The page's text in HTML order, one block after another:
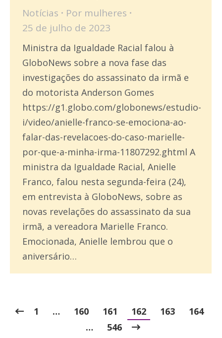
Notícias Por mulheres
25 de julho de 2023
Ministra da Igualdade Racial falou à
GloboNews sobre a nova fase das
investigações do assassinato da irmã e
do motorista Anderson Gomes
https://g1.globo.com/globonews/estudio-
i/video/anielle-franco-se-emociona-ao-
falar-das-revelacoes-do-caso-marielle-
por-que-a-minha-irma-11807292.ghtml A
ministra da Igualdade Racial, Anielle
Franco, falou nesta segunda-feira (24),
em entrevista à GloboNews, sobre as
novas revelações do assassinato da sua
irmã, a vereadora Marielle Franco.
Emocionada, Anielle lembrou que o
aniversário…
1 … 160 161 162 163
164
…
546